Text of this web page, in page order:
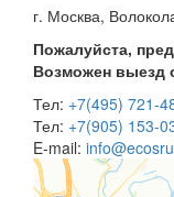
г. Москва,
Пожалуйста,
Возможен выезд
Тел: +7(495) 721-
Тел: +7(905) 153-
E-mail: